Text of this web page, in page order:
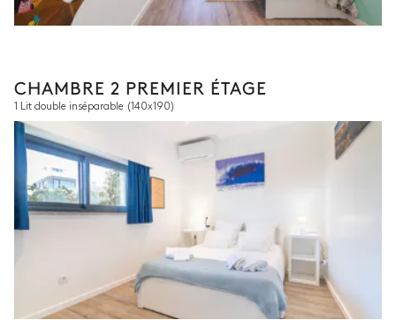
CHAMBRE 2 PREMIER ÉTAGE
1 Lit double inséparable (140x190)